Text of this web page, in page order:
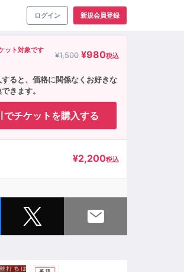
ログイン 新規会員登録
ット対象です
¥1,500 ¥980税込
ると、価格に関係なくお好きな
きます。
でチケットを購入する
¥2,200税込